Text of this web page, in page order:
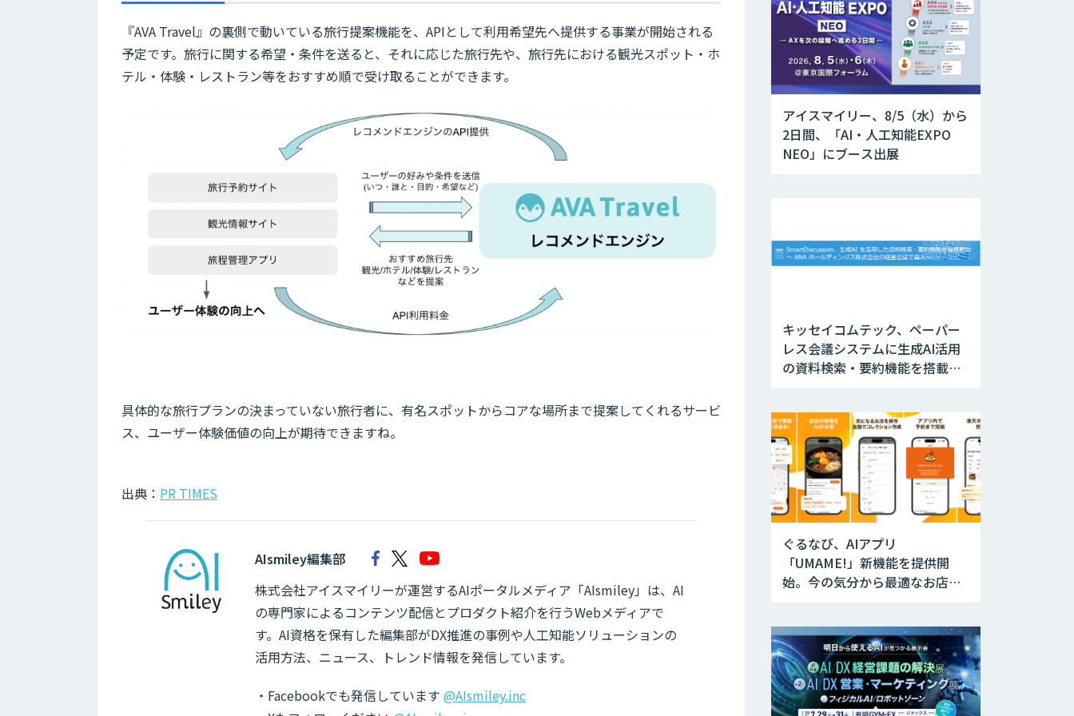
『AVA Travel』の裏側で動いている旅行提案機能を、APIとして利用希望先へ提供する事業が開始される
予定です。旅行に関する希望・条件を送ると、それに応じた旅行先や、旅行先における観光スポット・ホ
テル・体験・レストラン等をおすすめ順で受け取ることができます。
具体的な旅行プランの決まっていない旅行者に、有名スポットからコアな場所まで提案してくれるサービ
ス、ユーザー体験価値の向上が期待できますね。
出典： PR TIMES
AIsmiley編集部
株式会社アイスマイリーが運営するAIポータルメディア「AIsmiley」は、AI
の専門家によるコンテンツ配信とプロダクト紹介を行うWebメディアで
す。AI資格を保有した編集部がDX推進の事例や人工知能ソリューションの
活用方法、ニュース、トレンド情報を発信しています。
・Facebookでも発信しています @AIsmiley.inc
アイスマイリー、8/5（水）から
2日間、「AI・人工知能EXPO
NEO」にブース出展
キッセイコムテック、ペーパー
レス会議システムに生成AI活用
の資料検索・要約機能を搭載。
ぐるなび、AIアプリ
「UMAME!」新機能を提供開
始。今の気分から最適なお店を